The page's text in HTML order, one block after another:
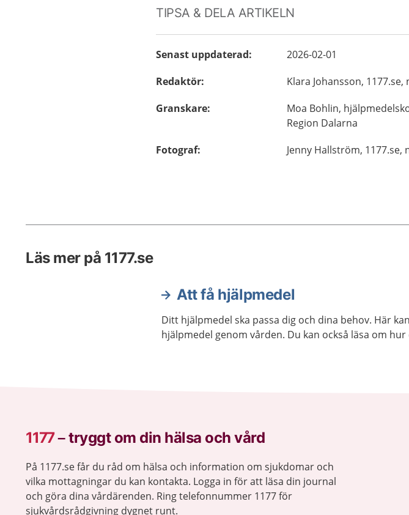
TIPSA & DELA ARTIKELN
Senast uppdaterad:
2026-02-01
Redaktör: Klara Johansson,
Granskare: Moa Bohlin,
Region Dalarna
Fotograf: Jenny Hallström, 1177.se,
Läs mer på 1177.se
Att få hjälpmedel
Ditt hjälpmedel ska passa dig och dina behov. Här
hjälpmedel genom vården. Du kan också läsa om
1177–tryggt om din hälsa och vård
På 1177.se får du råd om hälsa och information om sjukdomar och
vilka mottagningar du kan kontakta. Logga in för att läsa din journal
och göra dina vårdärenden. Ring telefonnummer 1177 för
sjukvårdsrådgivning dygnet runt.